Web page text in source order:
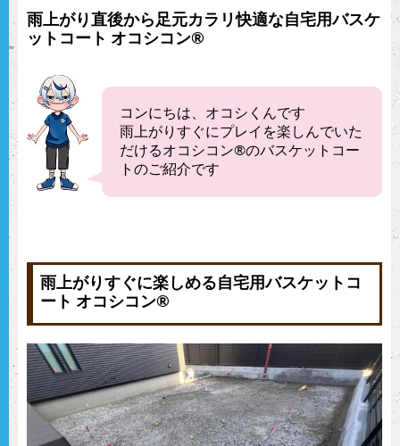
雨上がり直後から足元カラリ快適な自宅用バスケ
ットコート オコシコン®︎
コンにちは、オコシくんです
雨上がりすぐにプレイを楽しんでいた
だけるオコシコン®︎のバスケットコー
トのご紹介です
雨上がりすぐに楽しめる自宅用バスケットコ
ート オコシコン®︎